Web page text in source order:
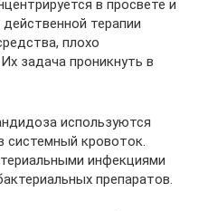
в просвете и
терапии
плохо
задача проникнуть в
используются
системный кровоток.
инфекциями
препаратов.